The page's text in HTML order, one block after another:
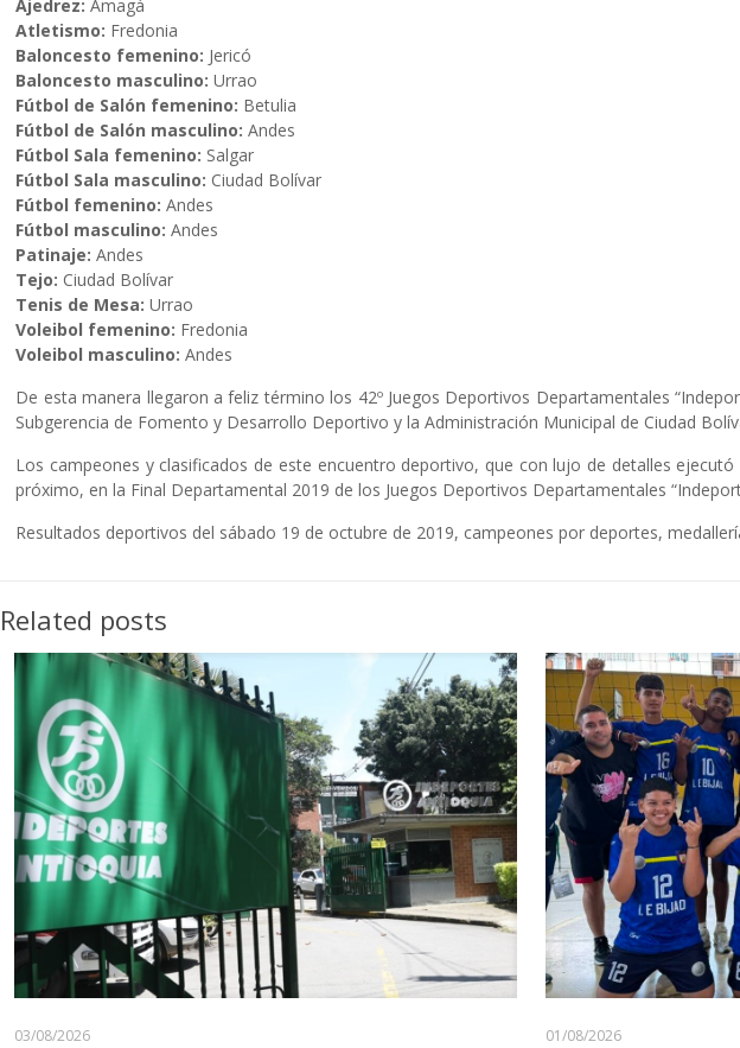
Ajedrez: Amagá
Atletismo: Fredonia
Baloncesto femenino: Jericó
Baloncesto masculino: Urrao
Fútbol de Salón femenino: Betulia
Fútbol de Salón masculino: Andes
Fútbol Sala femenino: Salgar
Fútbol Sala masculino: Ciudad Bolívar
Fútbol femenino: Andes
Fútbol masculino: Andes
Patinaje: Andes
Tejo: Ciudad Bolívar
Tenis de Mesa: Urrao
Voleibol femenino: Fredonia
Voleibol masculino: Andes
De esta manera llegaron a feliz término los 42º Juegos Deportivos Departamentales
Subgerencia de Fomento y Desarrollo Deportivo y la Administración Municipal de Ciudad
Los campeones y clasificados de este encuentro deportivo, que con lujo de detalles
próximo, en la Final Departamental 2019 de los Juegos Deportivos Departamentales
Resultados deportivos del sábado 19 de octubre de 2019, campeones por deportes,
Related posts
03/08/2026 01/08/2026